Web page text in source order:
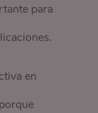
para
en